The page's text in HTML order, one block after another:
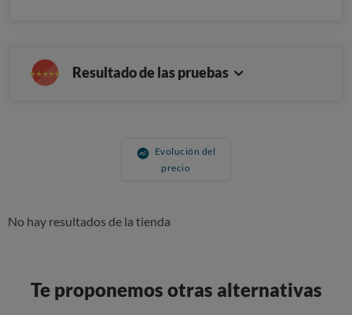
Resultado de las pruebas
Evolución del
precio
No hay resultados de la tienda
Te proponemos otras alternativas